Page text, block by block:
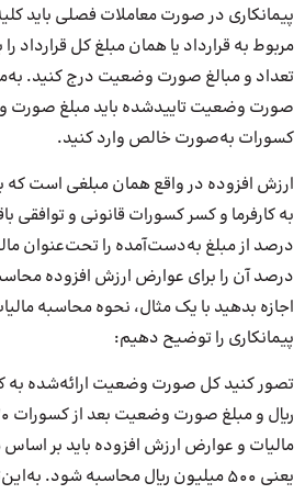
پیمانکاری در صورت معاملات فصلی باید
مربوط به قرارداد یا همان مبلغ کل قرارداد
تعداد و مبالغ صورت وضعیت‌ درج کنید.
صورت وضعیت تاییدشده باید مبلغ صورت
کسورات به‌صورت خالص وارد کنید.
ارزش افزوده در واقع همان مبلغی است که
درصد آن را برای عوارض ارزش افزوده
اجازه بدهید با یک مثال، نحوه محاسبه
پیمانکاری را توضیح دهیم:
مالیات و عوارض ارزش افزوده باید بر
یعنی ۵۰۰ میلیون ریال محاسبه شود.